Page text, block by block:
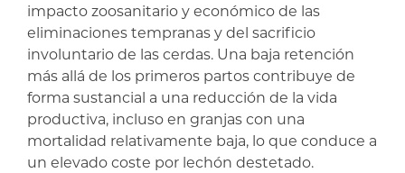
impacto zoosanitario y económico de las
eliminaciones tempranas y del sacrificio
involuntario de las cerdas. Una baja retención
más allá de los primeros partos contribuye de
forma sustancial a una reducción de la vida
productiva, incluso en granjas con una
mortalidad relativamente baja, lo que conduce a
un elevado coste por lechón destetado.